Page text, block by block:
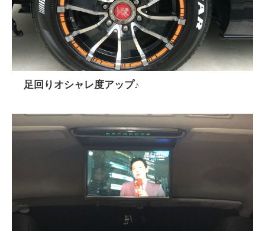
足回りオシャレ度アップ♪